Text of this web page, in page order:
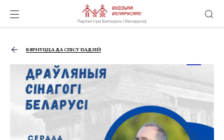
ВЯРНУЦЦА ДА СПІСУ ПАДЗЕЙ